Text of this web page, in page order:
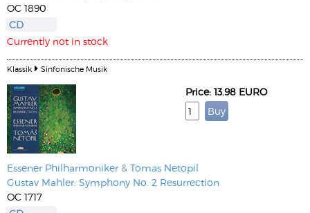
OC 1890
CD
Currently not in stock
Klassik Sinfonische Musik
Essener Philharmoniker & Tomas Netopil
Gustav Mahler: Symphony No. 2 Resurrection
OC 1717
Price: 13.98 EURO